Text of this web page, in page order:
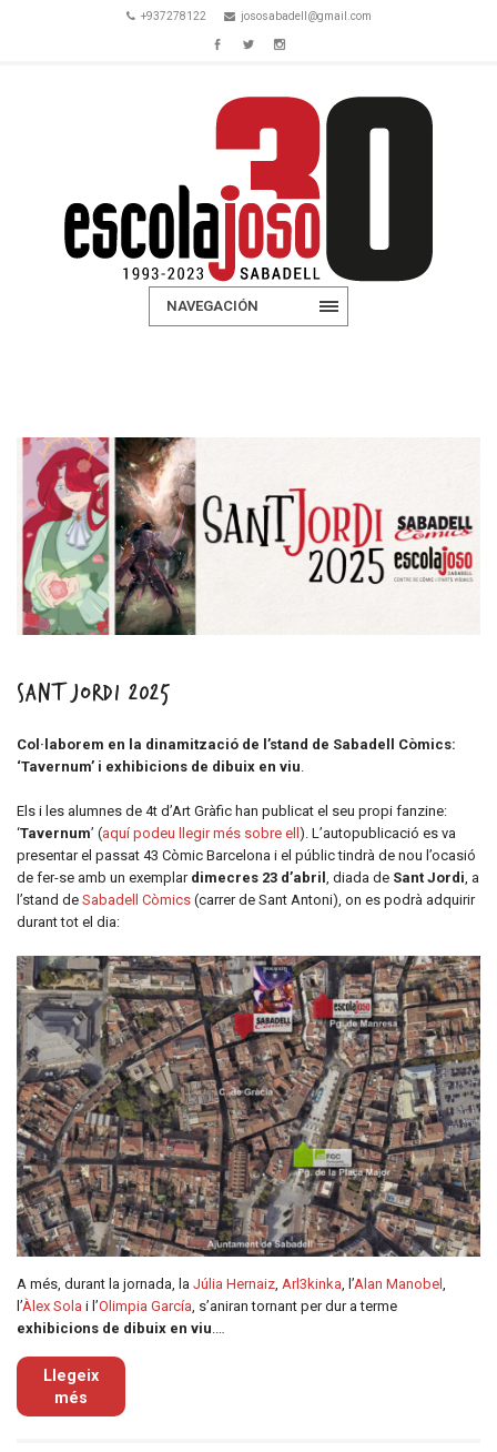
+937278122 jososabadell@gmail.com
NAVEGACIÓN
Sant Jordi 2025
Col·laborem en la dinamització de l’stand de Sabadell Còmics:
‘Tavernum’ i exhibicions de dibuix en viu
Els i les alumnes de 4t d’Art Gràfic han publicat el seu propi fanzine:
‘Tavernum’ (aquí podeu llegir més sobre ell ). L’autopublicació es va
presentar el passat 43 Còmic Barcelona i el públic tindrà de nou l’ocasió
de fer-se amb un exemplar dimecres 23 d’abril , diada de Sant Jordi , a
l’stand de Sabadell Còmics (carrer de Sant Antoni), on es podrà adquirir
durant tot el dia:
A més, durant la jornada, la Júlia Hernaiz, Arl3kinka, l’Alan Manobel ,
l’Àlex Sola i l’Olimpia García, s’aniran tornant per dur a terme
exhibicions de dibuix en viu.…
Llegeix
més